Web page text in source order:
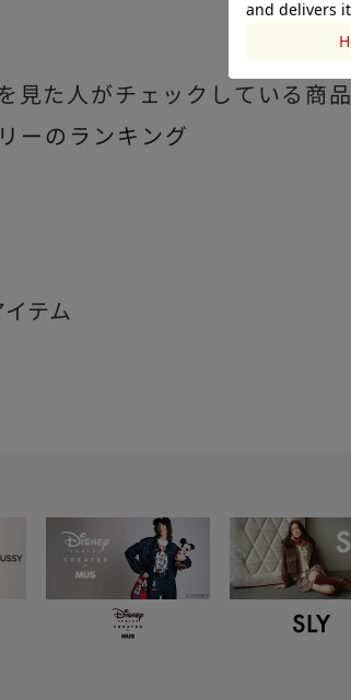
見た人がチェックしている商品
ーのランキング
テム